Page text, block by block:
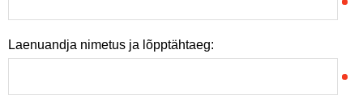
Laenuandja nimetus ja lõpptähtaeg: